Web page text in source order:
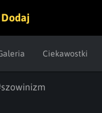
Dodaj
Ciekawostki